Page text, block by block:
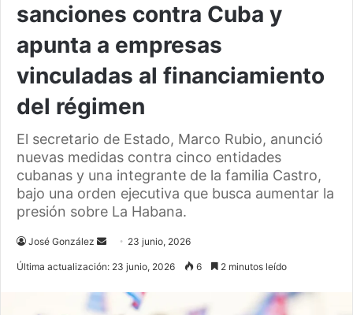
sanciones contra Cuba y
apunta a empresas
vinculadas al financiamiento
del régimen
El secretario de Estado, Marco Rubio, anunció
nuevas medidas contra cinco entidades
cubanas y una integrante de la familia Castro,
bajo una orden ejecutiva que busca aumentar la
presión sobre La Habana.
José González
Send 23 junio, 2026
Última actualización: 23 junio, 2026 6 2 minutos leído